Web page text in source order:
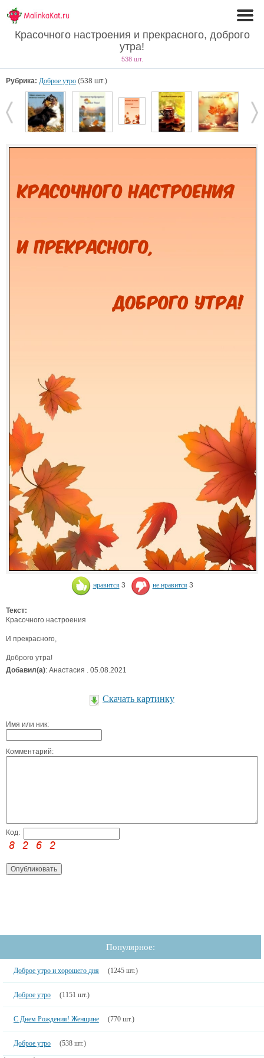
Красочного настроения и прекрасного, доброго
утра!
538 шт.
Рубрика: Доброе утро (538 шт.)
нравится 3 не нравится 3
Текст:
Красочного настроения
И прекрасного,
Доброго утра!
Добавил(а): Анастасия . 05.08.2021
Скачать картинку
Имя или ник:
Комментарий:
Код:
Популярное:
Доброе утро и хорошего дня (1245 шт.)
Доброе утро (1151 шт.)
С Днем Рождения! Женщине (770 шт.)
Доброе утро (538 шт.)